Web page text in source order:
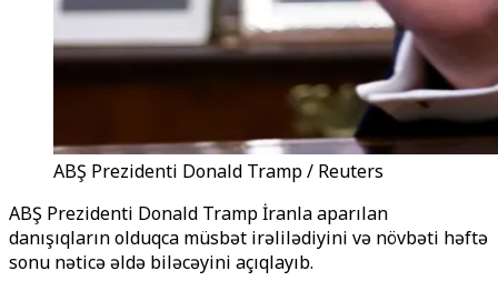
ABŞ Prezidenti Donald Tramp / Reuters
ABŞ Prezidenti Donald Tramp İranla aparılan
danışıqların olduqca müsbət irəlilədiyini və növbəti həftə
sonu nəticəəldə biləcəyini açıqlayıb.